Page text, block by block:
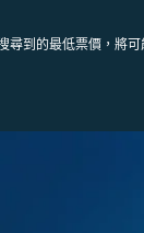
到的最低票價，將